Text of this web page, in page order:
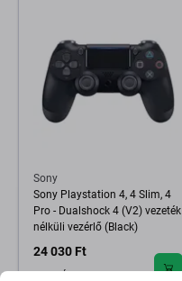
Sony
Sony Playstation 4, 4 Slim, 4
Pro - Dualshock 4 (V2) vezeték
nélküli vezérlő (Black)
24 030 Ft